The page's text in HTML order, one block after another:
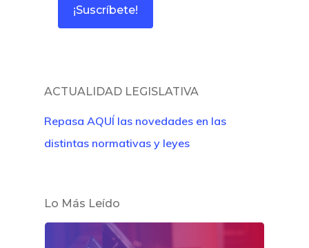
ACTUALIDAD LEGISLATIVA
Repasa AQUÍ las novedades en las
distintas normativas y leyes
Lo Más Leído